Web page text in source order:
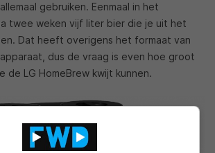
gebruiken. Eenmaal in het
twee weken vijf liter bier die je uit het
Dat heeft overigens het formaat van
dus de vraag is even hoe groot
de LG HomeBrew kwijt kunnen.